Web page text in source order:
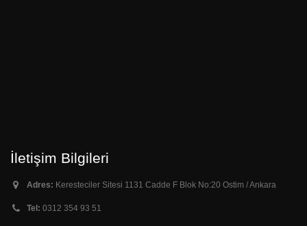
İletişim Bilgileri
Adres: Keresteciler Sitesi 1131 Cadde F Blok No:20 Ostim / Ankara
Tel: 0312 354 93 51